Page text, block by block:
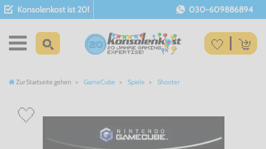
Konsolenkost ist 20! 030-609886894
Zur Startseite gehen GameCube Spiele Shooter